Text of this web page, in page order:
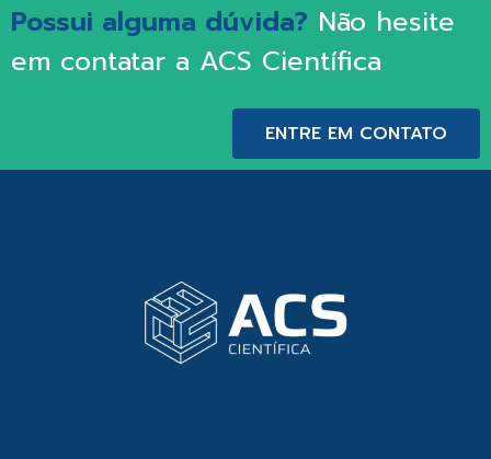
Possui alguma dúvida? Não hesite
em contatar a ACS Científica
ENTRE EM CONTATO